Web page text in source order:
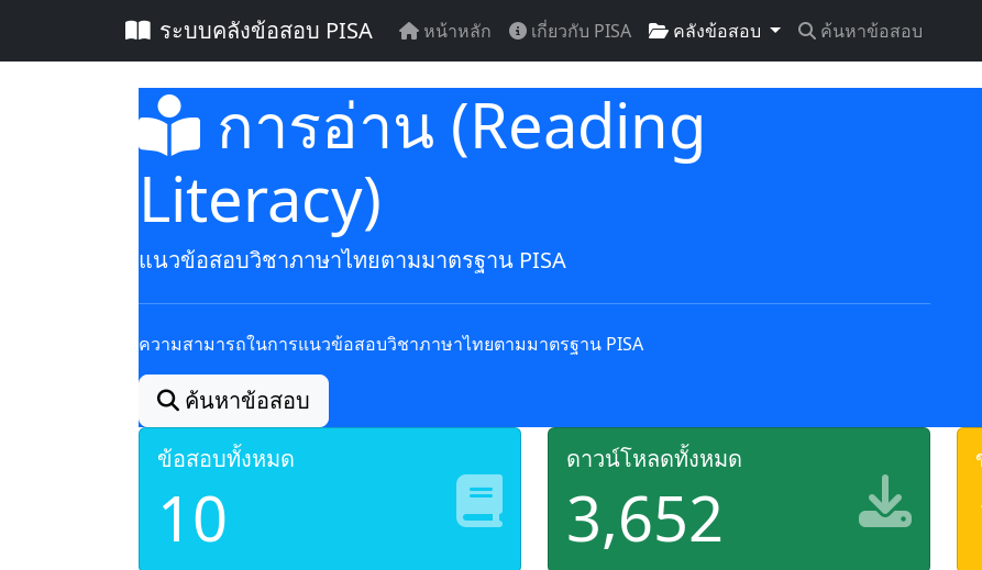
ระบบคลังข้อสอบ PISA หน้าหลัก เกี่ยวกับ PISA คลังข้อสอบ ค้นหาข้อสอบ
การอ่าน (Reading
Literacy)
แนวข้อสอบวิชาภาษาไทยตามมาตรฐาน PISA
ความสามารถในการแนวข้อสอบวิชาภาษาไทยตามมาตรฐาน PISA
ค้นหาข้อสอบ
ข้อสอบทั้งหมด
10
ดาวน์โหลดทั้งหมด
3,652